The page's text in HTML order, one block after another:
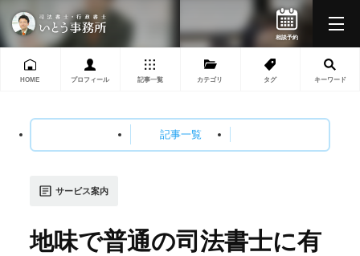
HOME プロフィール 記事一覧 カテゴリ タグ キーワード
記事一覧
サービス案内
地味で普通の司法書士に有